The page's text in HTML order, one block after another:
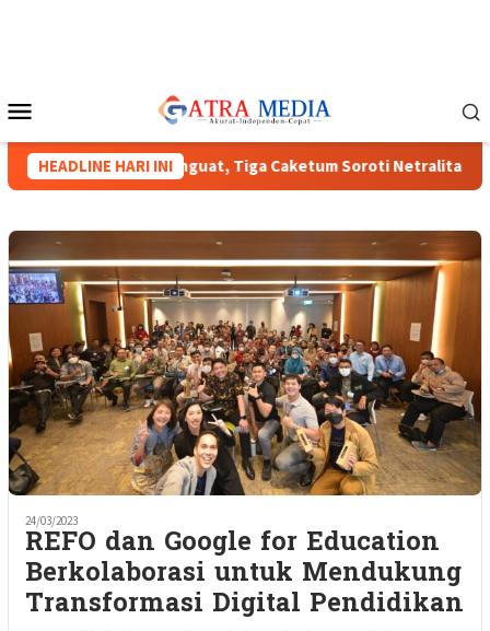
Mobile
HEADLINE HARI INI
HIPMI XVIII Menguat, Tiga Caketum Soroti Netralitas Lampung
24/03/2023
REFO dan Google for Education
Berkolaborasi untuk Mendukung
Transformasi Digital Pendidikan